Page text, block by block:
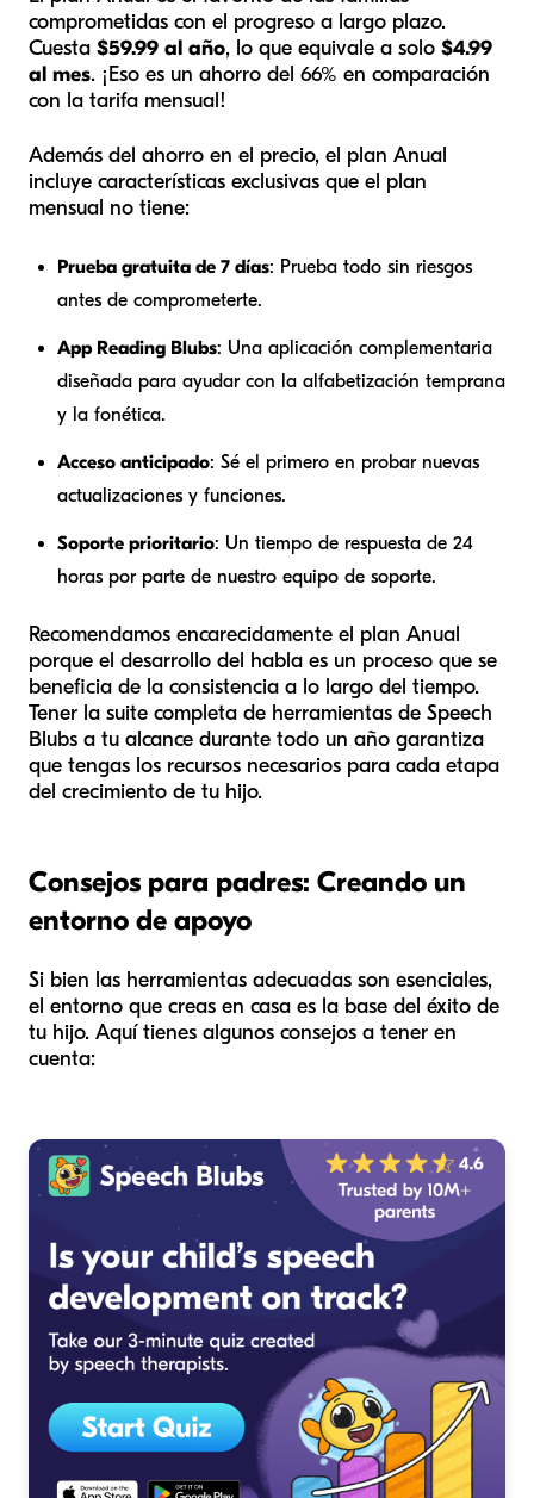
comprometidas con el progreso a largo plazo.
Cuesta $59.99 al año, lo que equivale a solo $4.99
al mes. ¡Eso es un ahorro del 66% en comparación
con la tarifa mensual!
Además del ahorro en el precio, el plan Anual
incluye características exclusivas que el plan
mensual no tiene:
Prueba gratuita de 7 días: Prueba todo sin riesgos
antes de comprometerte.
App Reading Blubs: Una aplicación complementaria
diseñada para ayudar con la alfabetización temprana
y la fonética.
Acceso anticipado: Sé el primero en probar nuevas
actualizaciones y funciones.
Soporte prioritario: Un tiempo de respuesta de 24
horas por parte de nuestro equipo de soporte.
Recomendamos encarecidamente el plan Anual
porque el desarrollo del habla es un proceso que se
beneficia de la consistencia a lo largo del tiempo.
Tener la suite completa de herramientas de Speech
Blubs a tu alcance durante todo un año garantiza
que tengas los recursos necesarios para cada etapa
del crecimiento de tu hijo.
Consejos para padres: Creando un
entorno de apoyo
Si bien las herramientas adecuadas son esenciales,
el entorno que creas en casa es la base del éxito de
tu hijo. Aquí tienes algunos consejos a tener en
cuenta: